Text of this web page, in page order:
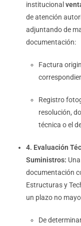
institucional
de atención
adjuntando de
documentación:
Factura
Registro
resolución,
técnica o el
4. Evaluación
Suministros:
documentación
Estructuras y
un plazo no
De